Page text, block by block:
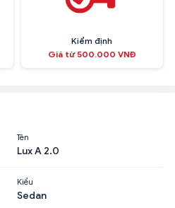
Kiểm định
Giá từ 500.000 VNĐ
Tên
Lux A 2.0
Kiểu
Sedan